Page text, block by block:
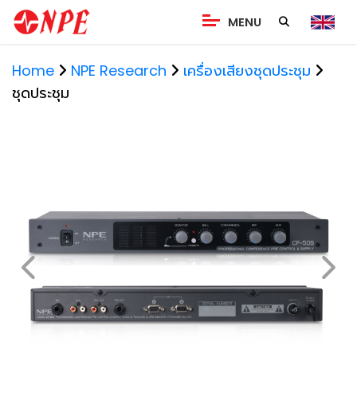
MENU
Home NPE Research
เครื่องเสียงชุดประชุม
ชุดประชุม